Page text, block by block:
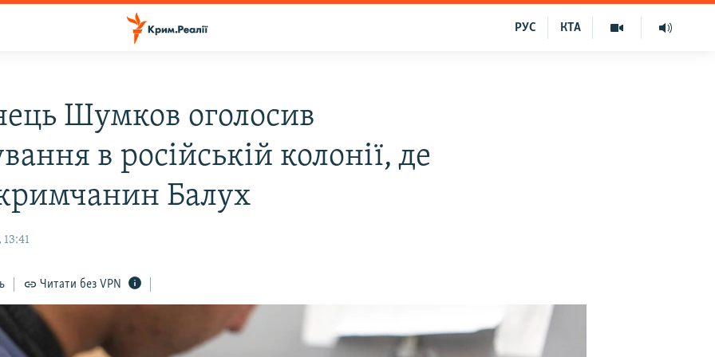
КТА
РУС
Шумков оголосив
в російській колонії, де
Балух
Читати без VPN